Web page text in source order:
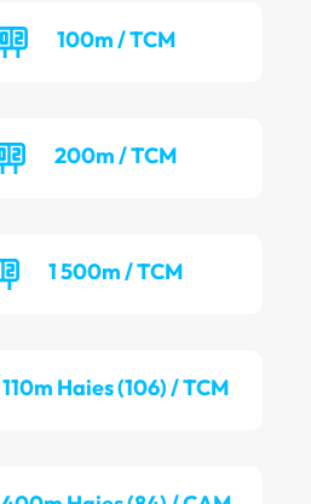
100m / TCM
200m / TCM
1 500m / TCM
110m Haies (106) / TCM